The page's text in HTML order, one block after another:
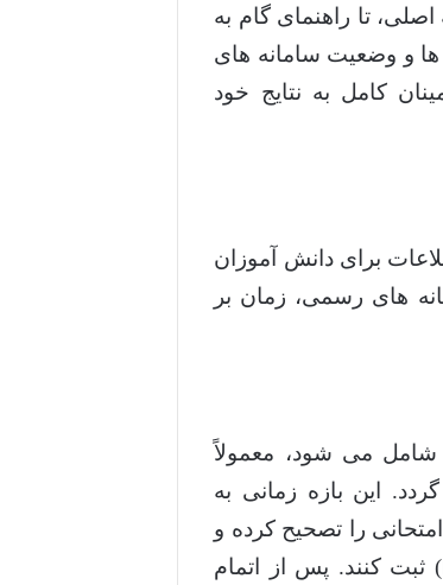
تا راهنمای گام به
ها و وضعیت سامانه های
کامل به نتایج خود
برای دانش آموزان
های رسمی، زمان بر
شامل می شود، معمولاً
این بازه زمانی به
را تصحیح کرده و
کنند. پس از اتمام